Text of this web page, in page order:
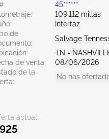
45******
109,112 millas
Interfaz
de
Salvage
TN -
de venta:
08/06/2026
de la
No has
actual: